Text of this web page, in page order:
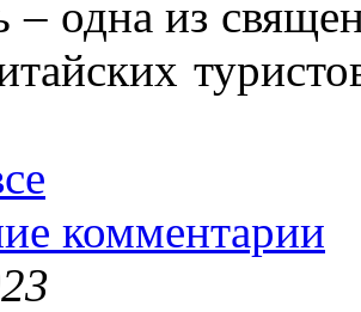
– одна из
комментарии